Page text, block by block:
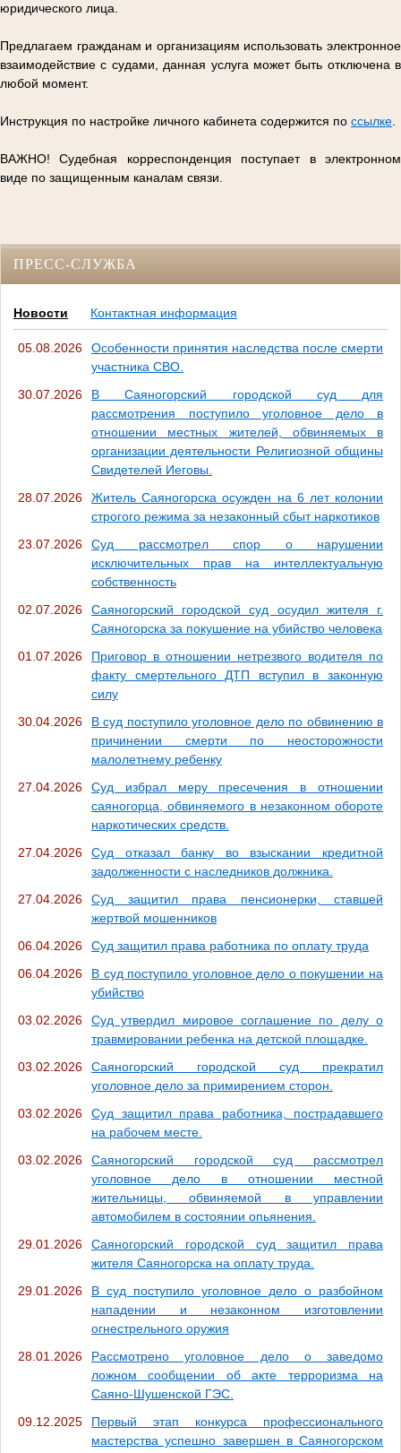
юридического лица.
Предлагаем гражданам и организациям использовать электронное
взаимодействие с судами, данная услуга может быть отключена в
любой момент.
Инструкция по настройке личного кабинета содержится по ссылке
ВАЖНО! Судебная корреспонденция поступает в электронном
виде по защищенным каналам связи.
ПРЕСС-СЛУЖБА
Новости Контактная информация
05.08.2026
Особенности принятия наследства после смерти
участника СВО.
30.07.2026
В Саяногорский городской суд для
рассмотрения поступило уголовное дело в
отношении местных жителей, обвиняемых в
организации деятельности Религиозной общины
Свидетелей Иеговы.
28.07.2026
Житель Саяногорска осужден на 6 лет колонии
строгого режима за незаконный сбыт наркотиков
23.07.2026
Суд рассмотрел спор о нарушении
исключительных прав на интеллектуальную
собственность
02.07.2026
Саяногорский городской суд осудил жителя г.
Саяногорска за покушение на убийство человека
01.07.2026
Приговор в отношении нетрезвого водителя по
факту смертельного ДТП вступил в законную
силу
30.04.2026
В суд поступило уголовное дело по обвинению в
причинении смерти по неосторожности
малолетнему ребенку
27.04.2026
Суд избрал меру пресечения в отношении
саяногорца, обвиняемого в незаконном обороте
наркотических средств.
27.04.2026
Суд отказал банку во взыскании кредитной
задолженности с наследников должника.
27.04.2026
Суд защитил права пенсионерки, ставшей
жертвой мошенников
06.04.2026
Суд защитил права работника по оплату труда
06.04.2026
В суд поступило уголовное дело о покушении на
убийство
03.02.2026
Суд утвердил мировое соглашение по делу о
травмировании ребенка на детской площадке.
03.02.2026
Саяногорский городской суд прекратил
уголовное дело за примирением сторон.
03.02.2026
Суд защитил права работника, пострадавшего
на рабочем месте.
03.02.2026
Саяногорский городской суд рассмотрел
уголовное дело в отношении местной
жительницы, обвиняемой в управлении
автомобилем в состоянии опьянения.
29.01.2026
Саяногорский городской суд защитил права
жителя Саяногорска на оплату труда.
29.01.2026
В суд поступило уголовное дело о разбойном
нападении и незаконном изготовлении
огнестрельного оружия
28.01.2026
Рассмотрено уголовное дело о заведомо
ложном сообщении об акте терроризма на
Саяно-Шушенской ГЭС.
09.12.2025
Первый этап конкурса профессионального
мастерства успешно завершен в Саяногорском